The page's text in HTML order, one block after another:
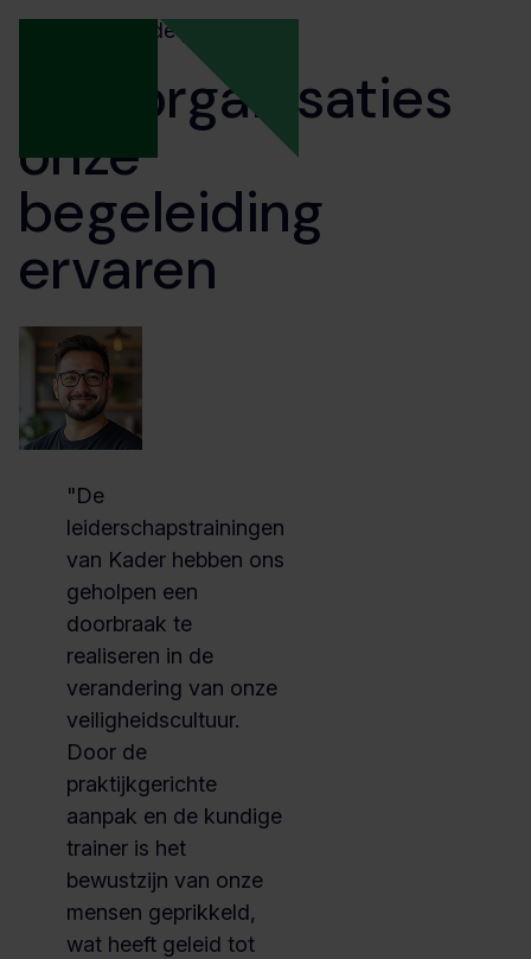
Resultaten in de praktijk
Hoe organisaties
onze
begeleiding
ervaren
"De
leiderschapstrainingen
van Kader hebben ons
geholpen een
doorbraak te
realiseren in de
verandering van onze
veiligheidscultuur.
Door de
praktijkgerichte
aanpak en de kundige
trainer is het
bewustzijn van onze
mensen geprikkeld,
wat heeft geleid tot